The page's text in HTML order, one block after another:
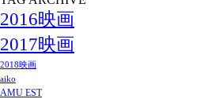
2016映画
2017映画
2018映画
aiko
AMU EST